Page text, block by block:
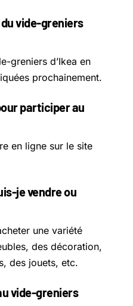
vide-greniers
greniers d’Ikea en
prochainement.
participer au
en ligne sur le site
je vendre ou
une variété
des décoration,
des jouets, etc.
vide-greniers